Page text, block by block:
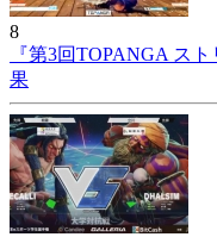
8
『第3回TOPANGA ス
果